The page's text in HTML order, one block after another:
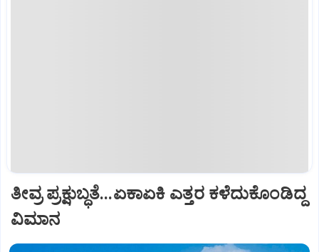
ತೀವ್ರ ಪ್ರಕ್ಷುಬ್ಧತೆ...ಏಕಾಏಕಿ ಎತ್ತರ ಕಳೆದುಕೊಂಡಿದ್ದ
ವಿಮಾನ